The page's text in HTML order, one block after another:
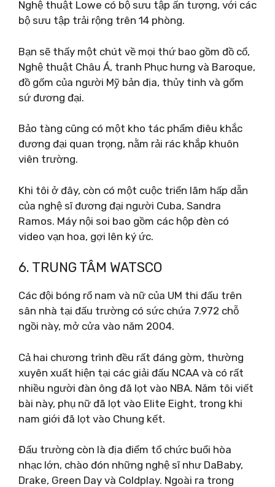
Nghệ thuật Lowe có bộ sưu tập ấn tượng, với các
bộ sưu tập trải rộng trên 14 phòng.
Bạn sẽ thấy một chút về mọi thứ bao gồm đồ cổ,
Nghệ thuật Châu Á, tranh Phục hưng và Baroque,
đồ gốm của người Mỹ bản địa, thủy tinh và gốm
sứ đương đại.
Bảo tàng cũng có một kho tác phẩm điêu khắc
đương đại quan trọng, nằm rải rác khắp khuôn
viên trường.
Khi tôi ở đây, còn có một cuộc triển lãm hấp dẫn
của nghệ sĩ đương đại người Cuba, Sandra
Ramos. Máy nội soi bao gồm các hộp đèn có
video vạn hoa, gợi lên ký ức.
6. TRUNG TÂM WATSCO
Các đội bóng rổ nam và nữ của UM thi đấu trên
sân nhà tại đấu trường có sức chứa 7.972 chỗ
ngồi này, mở cửa vào năm 2004.
Cả hai chương trình đều rất đáng gờm, thường
xuyên xuất hiện tại các giải đấu NCAA và có rất
nhiều người đàn ông đã lọt vào NBA. Năm tôi viết
bài này, phụ nữ đã lọt vào Elite Eight, trong khi
nam giới đã lọt vào Chung kết.
Đấu trường còn là địa điểm tổ chức buổi hòa
nhạc lớn, chào đón những nghệ sĩ như DaBaby,
Drake, Green Day và Coldplay. Ngoài ra trong